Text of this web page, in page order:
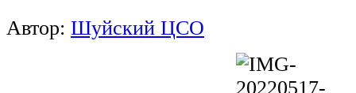
Автор: Шуйский ЦСО